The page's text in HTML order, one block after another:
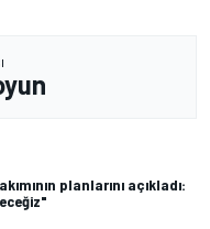
planlarını açıkladı: